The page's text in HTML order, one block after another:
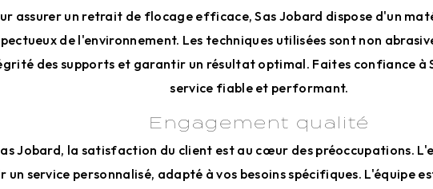
assurer un retrait de flocage efficace, Sas Jobard dispose d'un
de l'environnement. Les techniques utilisées sont non
des supports et garantir un résultat optimal. Faites confiance à
service fiable et performant.
Engagement qualité
Jobard, la satisfaction du client est au cœur des préoccupations.
un service personnalisé, adapté à vos besoins spécifiques. L'équipe